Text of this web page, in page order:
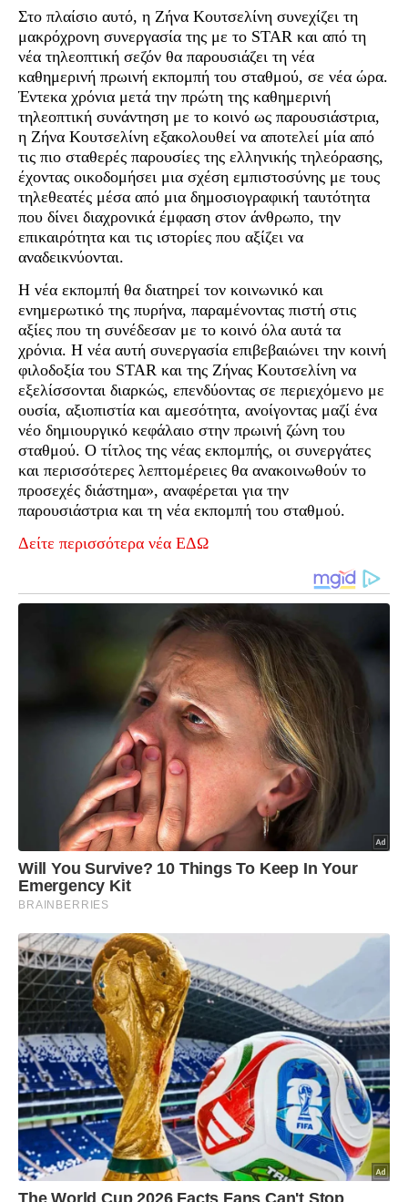
Στο πλαίσιο αυτό, η Ζήνα Κουτσελίνη συνεχίζει τη
μακρόχρονη συνεργασία της με το STAR και από τη
νέα τηλεοπτική σεζόν θα παρουσιάζει τη νέα
καθημερινή πρωινή εκπομπή του σταθμού, σε νέα ώρα.
Έντεκα χρόνια μετά την πρώτη της καθημερινή
τηλεοπτική συνάντηση με το κοινό ως παρουσιάστρια,
η Ζήνα Κουτσελίνη εξακολουθεί να αποτελεί μία από
τις πιο σταθερές παρουσίες της ελληνικής τηλεόρασης,
έχοντας οικοδομήσει μια σχέση εμπιστοσύνης με τους
τηλεθεατές μέσα από μια δημοσιογραφική ταυτότητα
που δίνει διαχρονικά έμφαση στον άνθρωπο, την
επικαιρότητα και τις ιστορίες που αξίζει να
αναδεικνύονται.
Η νέα εκπομπή θα διατηρεί τον κοινωνικό και
ενημερωτικό της πυρήνα, παραμένοντας πιστή στις
αξίες που τη συνέδεσαν με το κοινό όλα αυτά τα
χρόνια. Η νέα αυτή συνεργασία επιβεβαιώνει την κοινή
φιλοδοξία του STAR και της Ζήνας Κουτσελίνη να
εξελίσσονται διαρκώς, επενδύοντας σε περιεχόμενο με
ουσία, αξιοπιστία και αμεσότητα, ανοίγοντας μαζί ένα
νέο δημιουργικό κεφάλαιο στην πρωινή ζώνη του
σταθμού. Ο τίτλος της νέας εκπομπής, οι συνεργάτες
και περισσότερες λεπτομέρειες θα ανακοινωθούν το
προσεχές διάστημα», αναφέρεται για την
παρουσιάστρια και τη νέα εκπομπή του σταθμού.
Δείτε περισσότερα νέα ΕΔΩ